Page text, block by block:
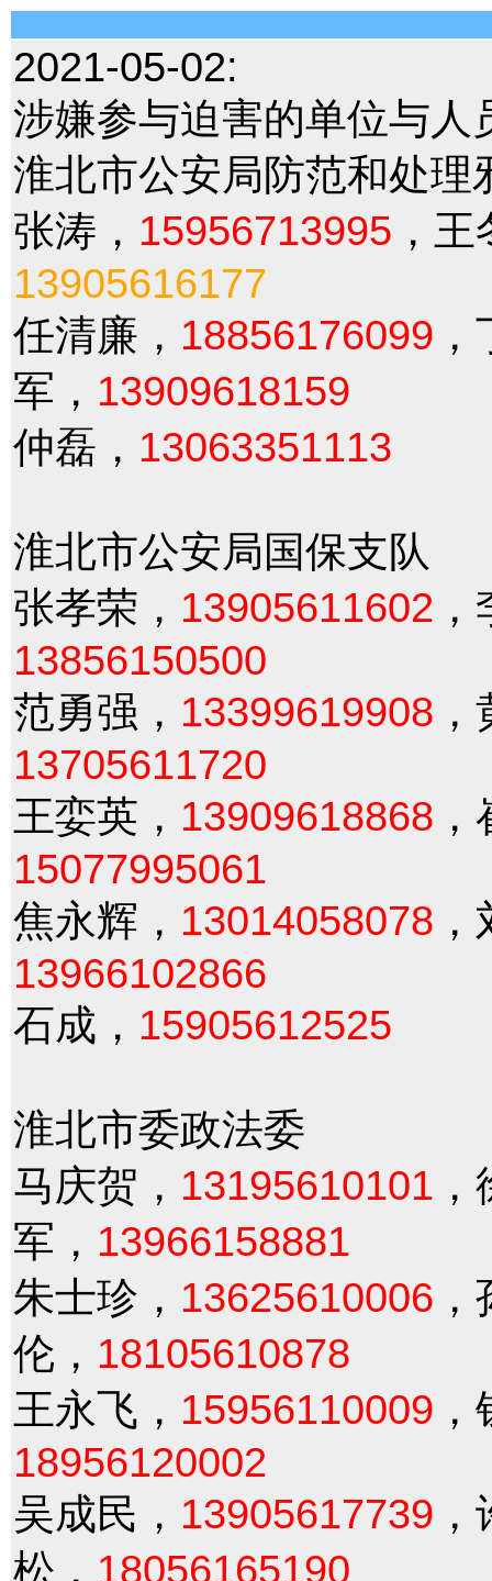
2021-05-02:
涉嫌参与迫害的单位与人
淮北市公安局防范和处理
张涛， 15956713995 ，
13905616177
任清廉， 18856176099
军， 13909618159
仲磊， 13063351113
淮北市公安局国保支队
张孝荣， 13905611602
13856150500
范勇强， 13399619908
13705611720
王娈英， 13909618868
15077995061
焦永辉， 13014058078
13966102866
石成， 15905612525
淮北市委政法委
马庆贺， 13195610101
军， 13966158881
朱士珍， 13625610006
伦， 18105610878
王永飞， 15956110009
18956120002
吴成民， 13905617739
松， 18056165190